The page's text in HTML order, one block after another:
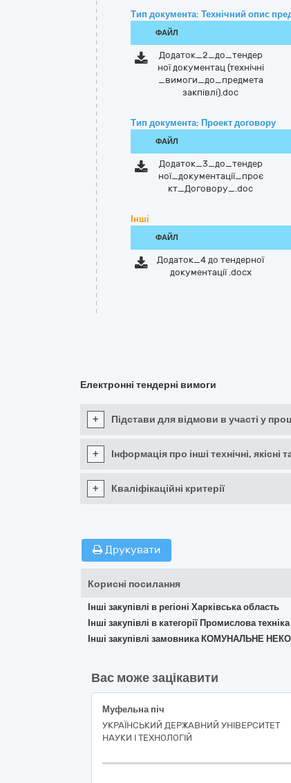
Тип документа: Технічний опис
ФАЙЛ
Додаток_2_до_тендер
ної документац (технічні
_вимоги_до_предмета
закпівлі).doc
Тип документа: Проект договору
ФАЙЛ
Додаток_3_до_тендер
ної_документації_проє
кт_Договору_.doc
Інші
ФАЙЛ
Додаток_4 до тендерної
документації .docx
Електронні тендерні вимоги
+ Підстави для відмови в участі у
+ Інформація про інші технічні,
+ Кваліфікаційні критерії
Друкувати
Корисні посилання
Інші закупівлі в регіоні Харківська область
Інші закупівлі в категорії Промислова техніка
Інші закупівлі замовника КОМУНАЛЬНЕ
Вас може зацікавити
Муфельна піч
УКРАЇНСЬКИЙ ДЕРЖАВНИЙ УНІВЕРСИТЕТ
НАУКИ І ТЕХНОЛОГІЙ